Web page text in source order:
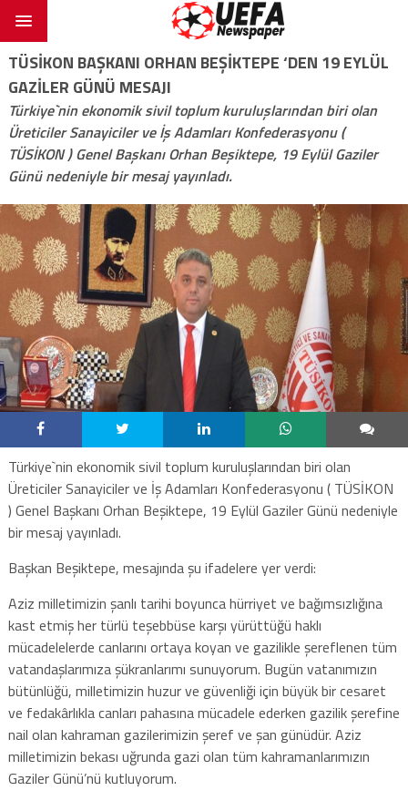
TÜSİKON BAŞKANI ORHAN BEŞİKTEPE ‘DEN 19 EYLÜL
GAZİLER GÜNÜ MESAJI
Türkiye`nin ekonomik sivil toplum kuruluşlarından biri olan
Üreticiler Sanayiciler ve İş Adamları Konfederasyonu (
TÜSİKON ) Genel Başkanı Orhan Beşiktepe, 19 Eylül Gaziler
Günü nedeniyle bir mesaj yayınladı.
Türkiye`nin ekonomik sivil toplum kuruluşlarından biri olan
Üreticiler Sanayiciler ve İş Adamları Konfederasyonu ( TÜSİKON
) Genel Başkanı Orhan Beşiktepe, 19 Eylül Gaziler Günü nedeniyle
bir mesaj yayınladı.
Başkan Beşiktepe, mesajında şu ifadelere yer verdi:
Aziz milletimizin şanlı tarihi boyunca hürriyet ve bağımsızlığına
kast etmiş her türlü teşebbüse karşı yürüttüğü haklı
mücadelelerde canlarını ortaya koyan ve gazilikle şereflenen tüm
vatandaşlarımıza şükranlarımı sunuyorum. Bugün vatanımızın
bütünlüğü, milletimizin huzur ve güvenliği için büyük bir cesaret
ve fedakârlıkla canları pahasına mücadele ederken gazilik şerefine
nail olan kahraman gazilerimizin şeref ve şan günüdür. Aziz
milletimizin bekası uğrunda gazi olan tüm kahramanlarımızın
Gaziler Günü’nü kutluyorum.